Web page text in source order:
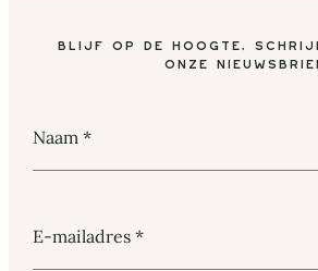
Blijf op de hoogte,
onze
Naam*
E-mailadres*